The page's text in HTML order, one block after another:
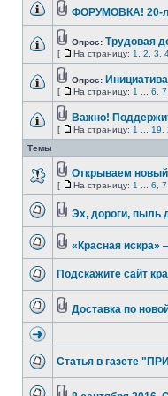
ФОРУМОВКА! 20-
Опрос: Трудовая
[ На страницу: 1 2 3
Опрос:
[ На страницу: 1 6 7
Важно!
[ На страницу: 1 19
Темы
Открываем
[ На страницу: 1 6 7
Эх, дороги, пыль
«Красная искра»
Подскажите сайт
Доставка по
Статья в газете